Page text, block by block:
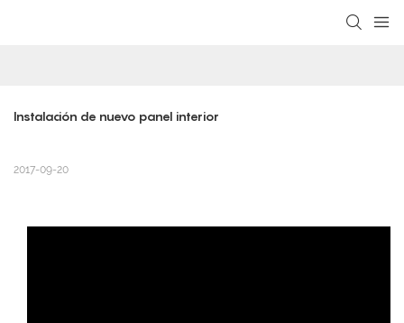
Instalación de nuevo panel interior
2017-09-20